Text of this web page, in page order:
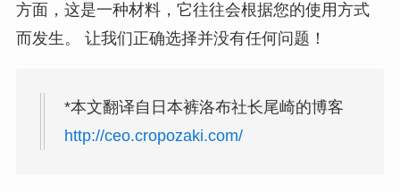
方面，这是一种材料，它往往会根据您的使用方式
而发生。 让我们正确选择并没有任何问题！
*本文翻译自日本裤洛布社长尾崎的博客
http://ceo.cropozaki.com/